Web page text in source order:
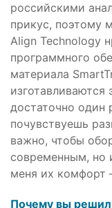
российскими
прикус, поэтому
Align Technology
программного
материала
изготавливаются
достаточно один
почувствуешь
важно, чтобы
современным, но
меня их комфорт
Почему вы